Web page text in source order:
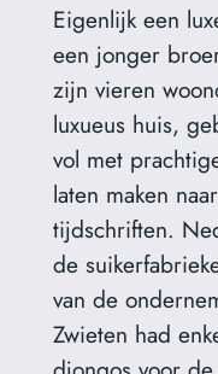
Eigenlijk een
een jonger
zijn vieren
luxueus huis,
vol met
laten maken
tijdschriften.
de
van de
Zwieten had